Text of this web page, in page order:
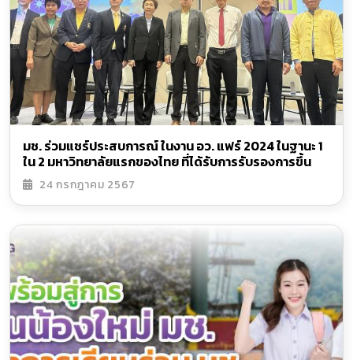
มช. ร่วมแชร์ประสบการณ์ ในงาน อว. แฟร์ 2024 ในฐานะ 1
ใน 2 มหาวิทยาลัยแรกของไทย ที่ได้รับการรับรองการขึ้น
ทะเบียนระบบ Credit Bank โดยกระทรวง อว.
24 กรกฎาคม 2567